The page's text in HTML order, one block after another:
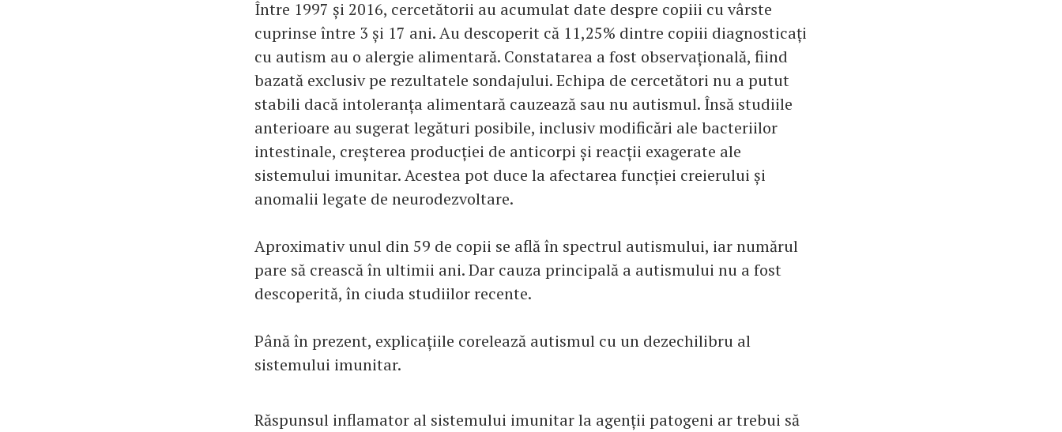
Între 1997 și 2016, cercetătorii au acumulat date despre copiii cu vârste
cuprinse între 3 și 17 ani. Au descoperit că 11,25% dintre copiii diagnosticați
cu autism au o alergie alimentară. Constatarea a fost observațională, fiind
bazată exclusiv pe rezultatele sondajului. Echipa de cercetători nu a putut
stabili dacă intoleranța alimentară cauzează sau nu autismul. Însă studiile
anterioare au sugerat legături posibile, inclusiv modificări ale bacteriilor
intestinale, creșterea producției de anticorpi și reacții exagerate ale
sistemului imunitar. Acestea pot duce la afectarea funcției creierului și
anomalii legate de neurodezvoltare.
Aproximativ unul din 59 de copii se află în spectrul autismului, iar numărul
pare să crească în ultimii ani. Dar cauza principală a autismului nu a fost
descoperită, în ciuda studiilor recente.
Până în prezent, explicațiile corelează autismul cu un dezechilibru al
sistemului imunitar.
Răspunsul inflamator al sistemului imunitar la agenții patogeni ar trebui să